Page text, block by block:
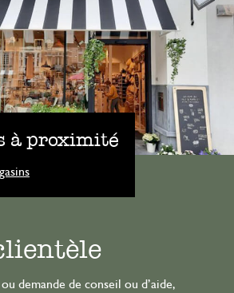
à proximité
demande de conseil ou d’aide,